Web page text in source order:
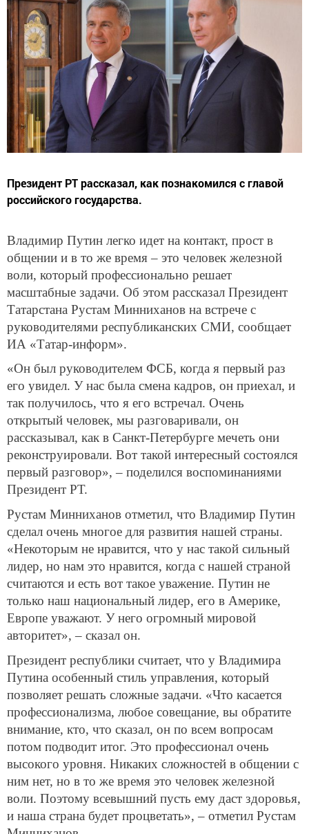
Президент РТ рассказал, как познакомился с главой
российского государства.
Владимир Путин легко идет на контакт, прост в
общении и в то же время – это человек железной
воли, который профессионально решает
масштабные задачи. Об этом рассказал Президент
Татарстана Рустам Минниханов на встрече с
руководителями республиканских СМИ, сообщает
ИА «Татар-информ».
«Он был руководителем ФСБ, когда я первый раз
его увидел. У нас была смена кадров, он приехал, и
так получилось, что я его встречал. Очень
открытый человек, мы разговаривали, он
рассказывал, как в Санкт-Петербурге мечеть они
реконструировали. Вот такой интересный состоялся
первый разговор», – поделился воспоминаниями
Президент РТ.
Рустам Минниханов отметил, что Владимир Путин
сделал очень многое для развития нашей страны.
«Некоторым не нравится, что у нас такой сильный
лидер, но нам это нравится, когда с нашей страной
считаются и есть вот такое уважение. Путин не
только наш национальный лидер, его в Америке,
Европе уважают. У него огромный мировой
авторитет», – сказал он.
Президент республики считает, что у Владимира
Путина особенный стиль управления, который
позволяет решать сложные задачи. «Что касается
профессионализма, любое совещание, вы обратите
внимание, кто, что сказал, он по всем вопросам
потом подводит итог. Это профессионал очень
высокого уровня. Никаких сложностей в общении с
ним нет, но в то же время это человек железной
воли. Поэтому всевышний пусть ему даст здоровья,
и наша страна будет процветать», – отметил Рустам